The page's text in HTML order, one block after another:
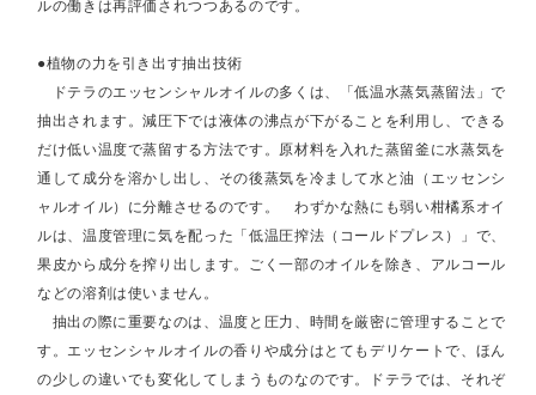
ルの働きは再評価されつつあるのです。
●植物の力を引き出す抽出技術
ドテラのエッセンシャルオイルの多くは、「低温水蒸気蒸留法」で
抽出されます。減圧下では液体の沸点が下がることを利用し、できる
だけ低い温度で蒸留する方法です。原材料を入れた蒸留釜に水蒸気を
通して成分を溶かし出し、その後蒸気を冷まして水と油（エッセンシ
ャルオイル）に分離させるのです。 わずかな熱にも弱い柑橘系オイ
ルは、温度管理に気を配った「低温圧搾法（コールドプレス）」で、
果皮から成分を搾り出します。ごく一部のオイルを除き、アルコール
などの溶剤は使いません。
抽出の際に重要なのは、温度と圧力、時間を厳密に管理することで
す。エッセンシャルオイルの香りや成分はとてもデリケートで、ほん
の少しの違いでも変化してしまうものなのです。ドテラでは、それぞ